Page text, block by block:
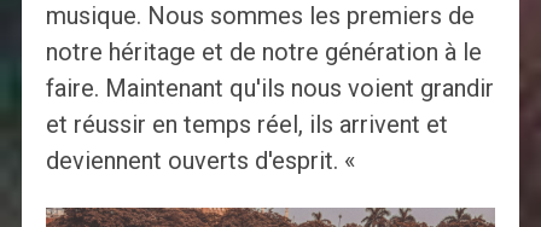
musique. Nous sommes les premiers de
notre héritage et de notre génération à le
faire. Maintenant qu'ils nous voient grandir
et réussir en temps réel, ils arrivent et
deviennent ouverts d'esprit. «